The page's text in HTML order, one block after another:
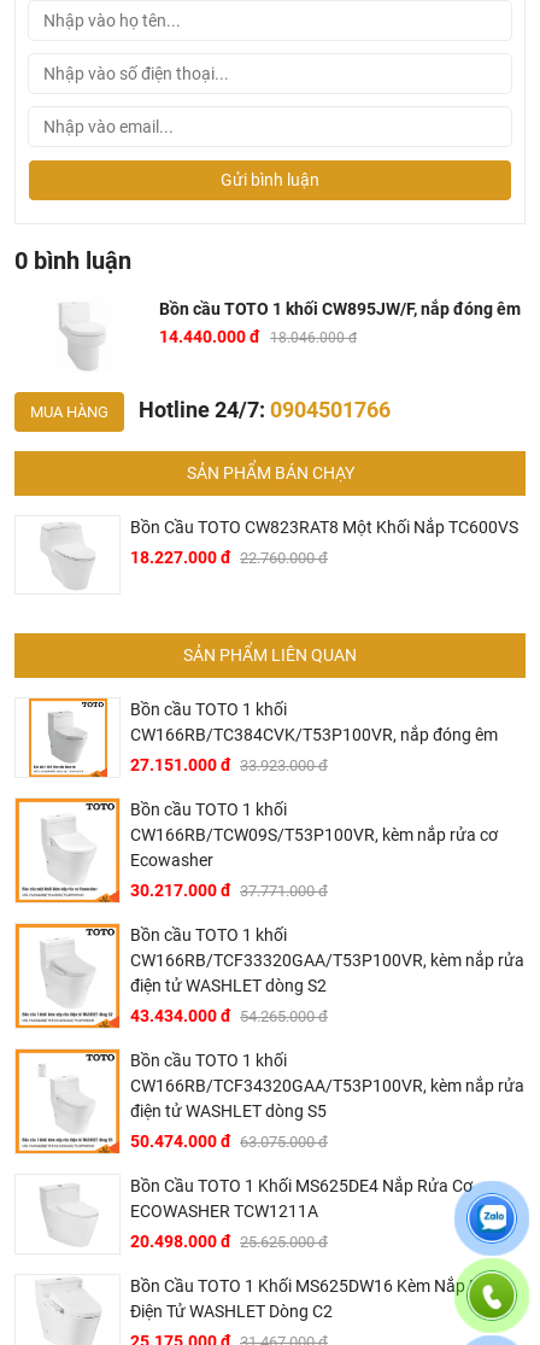
Bồn cầu TOTO 1 khối CW895JW/F
Bản vẽ bồn cầu TOTO 1 khối CW895JW/F
Tại Khali Nguyễn, chúng tôi cam kết:
Cam kết 100% sản phẩm chính hãng, nếu phát hiện ra
hàng giả hàng nhái hoàn tiền 200%.
Sản phẩm được Khali Nguyễn lựa chọn bán là những
sản phẩm có chất lượng phù hợp với giá thành và đã bán
là phải có trách nhiệm với hàng hóa và khách hàng!
Gửi bình luận
0 bình luận
Bồn cầu TOTO 1 khối CW895JW/F, nắp đóng êm
14.440.000 đ 18.046.000 đ
MUA HÀNG Hotline 24/7: 0904501766
SẢN PHẨM BÁN CHẠY
Bồn Cầu TOTO CW823RAT8 Một Khối Nắp TC600VS
18.227.000 đ 22.760.000 đ
SẢN PHẨM LIÊN QUAN
Bồn cầu TOTO 1 khối
CW166RB/TC384CVK/T53P100VR, nắp đóng êm
27.151.000 đ 33.923.000 đ
Bồn cầu TOTO 1 khối
CW166RB/TCW09S/T53P100VR, kèm nắp rửa cơ
Ecowasher
30.217.000 đ 37.771.000 đ
Bồn cầu TOTO 1 khối
CW166RB/TCF33320GAA/T53P100VR, kèm nắp rửa
điện tử WASHLET dòng S2
43.434.000 đ 54.265.000 đ
Bồn cầu TOTO 1 khối
CW166RB/TCF34320GAA/T53P100VR, kèm nắp rửa
điện tử WASHLET dòng S5
50.474.000 đ 63.075.000 đ
Bồn Cầu TOTO 1 Khối MS625DE4 Nắp Rửa Cơ
ECOWASHER TCW1211A
20.498.000 đ 25.625.000 đ
Bồn Cầu TOTO 1 Khối MS625DW16 Kèm Nắp Rửa
Điện Tử WASHLET Dòng C2